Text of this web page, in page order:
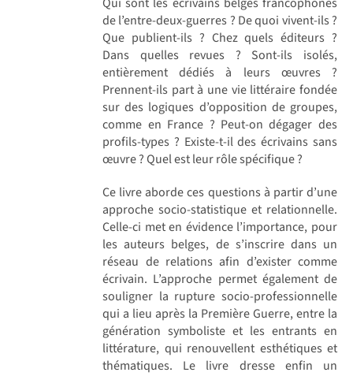
de l’entre-deux-guerres ? De quoi vivent-ils ?
Que publient-ils ? Chez quels éditeurs ?
Dans quelles revues ? Sont-ils isolés,
entièrement dédiés à leurs œuvres ?
Prennent-ils part à une vie littéraire fondée
sur des logiques d’opposition de groupes,
comme en France ? Peut-on dégager des
profils-types ? Existe-t-il des écrivains sans
œuvre ? Quel est leur rôle spécifique ?
Ce livre aborde ces questions à partir d’une
approche socio-statistique et relationnelle.
Celle-ci met en évidence l’importance, pour
les auteurs belges, de s’inscrire dans un
réseau de relations afin d’exister comme
écrivain. L’approche permet également de
souligner la rupture socio-professionnelle
qui a lieu après la Première Guerre, entre la
génération symboliste et les entrants en
littérature, qui renouvellent esthétiques et
thématiques. Le livre dresse enfin un